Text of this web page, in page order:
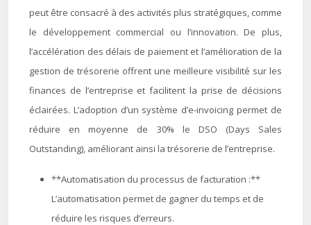
peut être consacré à des activités plus stratégiques, comme
le développement commercial ou l’innovation. De plus,
l’accélération des délais de paiement et l’amélioration de la
gestion de trésorerie offrent une meilleure visibilité sur les
finances de l’entreprise et facilitent la prise de décisions
éclairées. L’adoption d’un système d’e-invoicing permet de
réduire en moyenne de 30% le DSO (Days Sales
Outstanding), améliorant ainsi la trésorerie de l’entreprise.
**Automatisation du processus de facturation :**
L’automatisation permet de gagner du temps et de
réduire les risques d’erreurs.